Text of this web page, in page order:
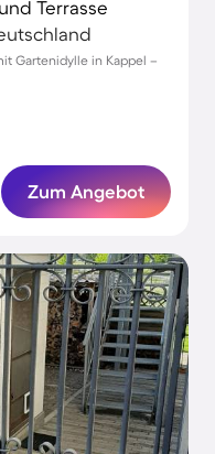
Terrasse
Gartenidylle in Kappel –
Zum Angebot